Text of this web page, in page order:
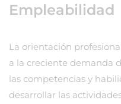
Empleabilidad
La orientación
a la creciente demanda
las competencias y
desarrollar las